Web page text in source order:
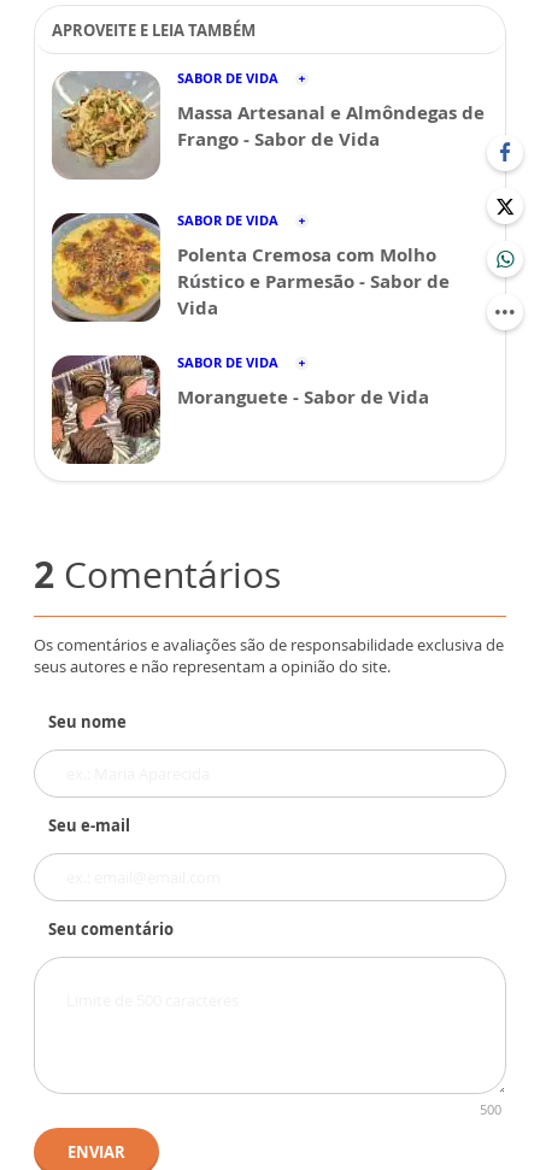
APROVEITE E LEIA TAMBÉM
SABOR DE VIDA
Massa Artesanal e Almôndegas de
Frango - Sabor de Vida
SABOR DE VIDA
Polenta Cremosa com Molho
Rústico e Parmesão - Sabor de
Vida
SABOR DE VIDA
Moranguete - Sabor de Vida
2 Comentários
Os comentários e avaliações são de responsabilidade exclusiva de
seus autores e não representam a opinião do site.
Seu nome
Seu e-mail
Seu comentário
500
ENVIAR